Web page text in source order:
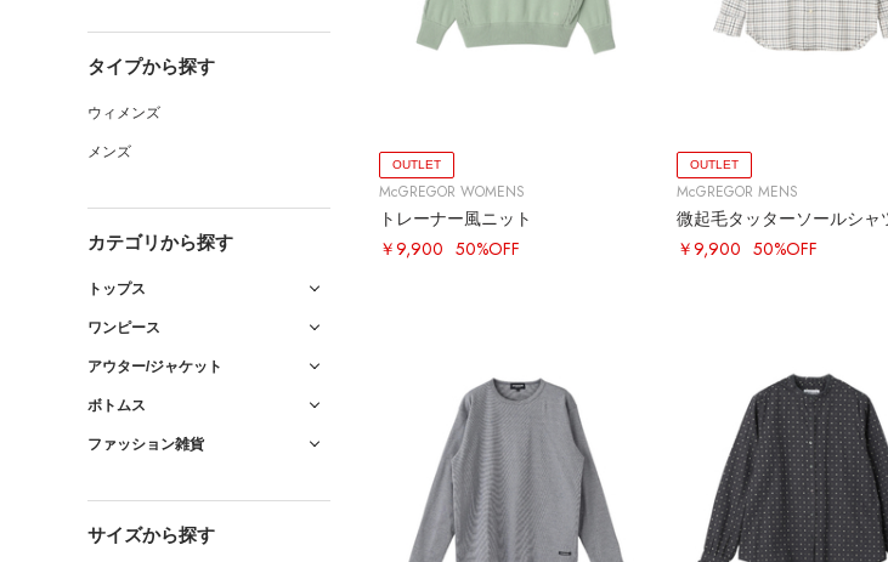
タイプから探す
ウィメンズ
メンズ
カテゴリから探す
トップス
ワンピース
アウター/ジャケット
ボトムス
ファッション雑貨
サイズから探す
OUTLET
McGREGOR WOMENS
トレーナー風ニット
￥9,900 50%OFF
OUTLET
McGREGOR MENS
微起毛タッターソールシャ
￥9,900 50%OFF